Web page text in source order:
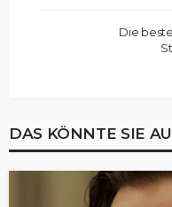
Die
DAS KÖNNTE SIE